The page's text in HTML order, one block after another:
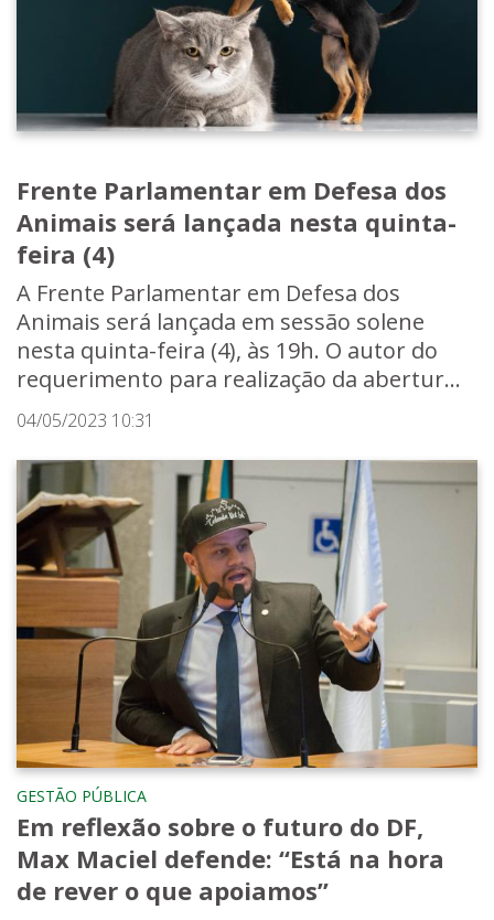
Frente Parlamentar em Defesa dos
Animais será lançada nesta quinta-
feira (4)
A Frente Parlamentar em Defesa dos
Animais será lançada em sessão solene
nesta quinta-feira (4), às 19h. O autor do
requerimento para realização da abertur...
04/05/2023 10:31
GESTÃO PÚBLICA
Em reflexão sobre o futuro do DF,
Max Maciel defende: “Está na hora
de rever o que apoiamos”